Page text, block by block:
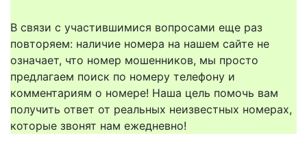
В связи с участившимися вопросами еще раз
повторяем: наличие номера на нашем сайте не
означает, что номер мошенников, мы просто
предлагаем поиск по номеру телефону и
комментариям о номере! Наша цель помочь вам
получить ответ от реальных неизвестных номерах,
которые звонят нам ежедневно!